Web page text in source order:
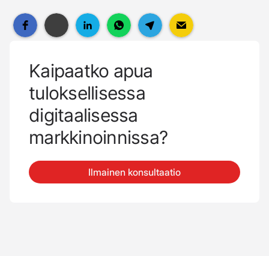
Kaipaatko apua
tuloksellisessa
digitaalisessa
markkinoinnissa?
Ilmainen konsultaatio